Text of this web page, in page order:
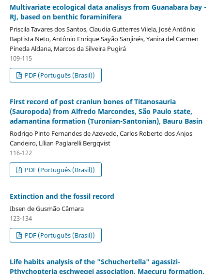
Multivariate ecological data analisys from Guanabara bay -
RJ, based on benthic foraminifera
Priscila Tavares dos Santos, Claudia Gutterres Vilela, José Antônio
Baptista Neto, Antônio Enrique Sayão Sanjinés, Yanira del Carmen
Pineda Aldana, Marcos da Silveira Pugirá
109-115
PDF (Português (Brasil))
First record of post craniun bones of Titanosauria
(Sauropoda) from Alfredo Marcondes, São Paulo state,
adamantina formation (Turonian-Santonian), Bauru Basin
Rodrigo Pinto Fernandes de Azevedo, Carlos Roberto dos Anjos
Candeiro, Lílian Paglarelli Bergqvist
116-122
PDF (Português (Brasil))
Extinction and the fossil record
Ibsen de Gusmão Câmara
123-134
PDF (Português (Brasil))
Life habits analysis of the "Schuchertella" agassizi-
Pthychopteria eschwegei association, Maecuru formation,